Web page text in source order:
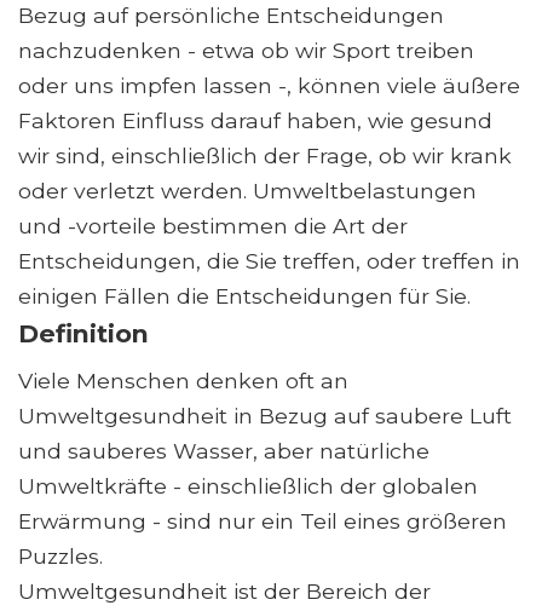
Bezug auf persönliche Entscheidungen
nachzudenken - etwa ob wir Sport treiben
oder uns impfen lassen -, können viele äußere
Faktoren Einfluss darauf haben, wie gesund
wir sind, einschließlich der Frage, ob wir krank
oder verletzt werden. Umweltbelastungen
und -vorteile bestimmen die Art der
Entscheidungen, die Sie treffen, oder treffen in
einigen Fällen die Entscheidungen für Sie.
Definition
Viele Menschen denken oft an
Umweltgesundheit in Bezug auf saubere Luft
und sauberes Wasser, aber natürliche
Umweltkräfte - einschließlich der globalen
Erwärmung - sind nur ein Teil eines größeren
Puzzles.
Umweltgesundheit ist der Bereich der